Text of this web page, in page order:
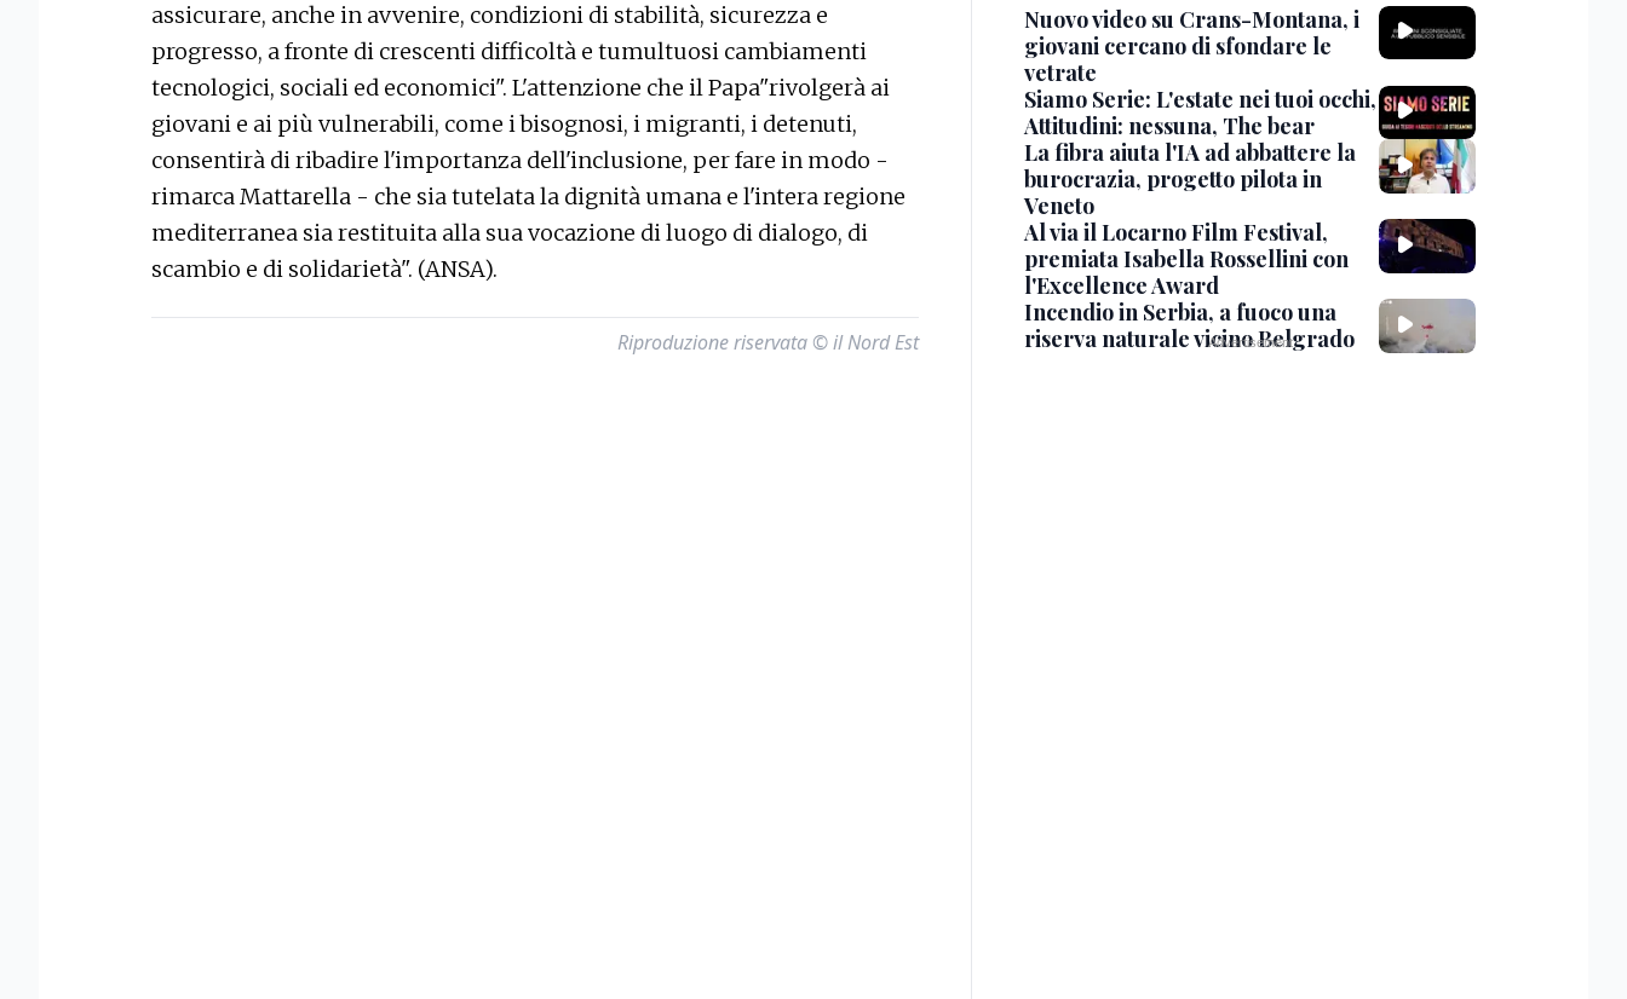
assicurare, anche in avvenire, condizioni di stabilità, sicurezza e
progresso, a fronte di crescenti difficoltà e tumultuosi cambiamenti
tecnologici, sociali ed economici". L'attenzione che il Papa"rivolgerà ai
giovani e ai più vulnerabili, come i bisognosi, i migranti, i detenuti,
consentirà di ribadire l'importanza dell'inclusione, per fare in modo -
rimarca Mattarella - che sia tutelata la dignità umana e l'intera regione
mediterranea sia restituita alla sua vocazione di luogo di dialogo, di
scambio e di solidarietà". (ANSA).
Riproduzione riservata © il Nord Est
Nuovo video su Crans-Montana, i
giovani cercano di sfondare le
vetrate
Siamo Serie: L'estate nei tuoi occhi,
Attitudini: nessuna, The bear
La fibra aiuta l'IA ad abbattere la
burocrazia, progetto pilota in
Veneto
Al via il Locarno Film Festival,
premiata Isabella Rossellini con
l'Excellence Award
Incendio in Serbia, a fuoco una
riserva naturale vicino Belgrado